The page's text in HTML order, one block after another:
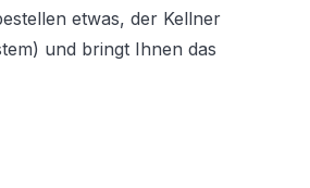
etwas, der Kellner
und bringt Ihnen das